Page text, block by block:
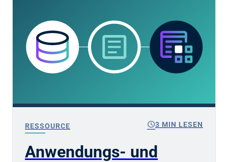
RESSOURCE schedule3 MIN LESEN
Anwendungs- und